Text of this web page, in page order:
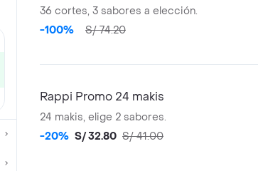
36 cortes, 3 sabores a elección.
-100%
S/ 74.20
Rappi Promo 24 makis
24 makis, elige 2 sabores.
-20% S/ 32.80 S/ 41.00